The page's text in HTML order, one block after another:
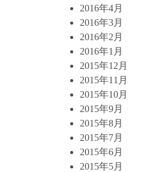
2016年4月
2016年3月
2016年2月
2016年1月
2015年12月
2015年11月
2015年10月
2015年9月
2015年8月
2015年7月
2015年6月
2015年5月